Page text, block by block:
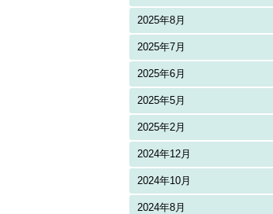
2025年8月
2025年7月
2025年6月
2025年5月
2025年2月
2024年12月
2024年10月
2024年8月